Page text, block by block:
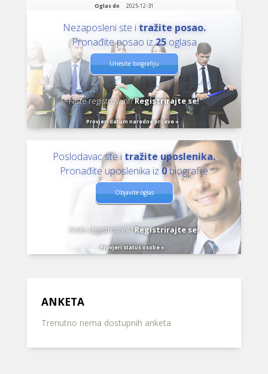
Oglas do
2025-12-31
Nezaposleni ste i tražite posao.
Pronađite posao iz25oglasa
Unesite biografiju
Niste registrovani?Registrirajte se!
Provjeri datum naredne prijave »
Poslodavac ste i tražite uposlenika.
Pronađite uposlenika iz 0biografije
Objavite oglas
Niste registrovani?Registrirajte se!
Provjeri status osobe »
ANKETA
Trenutno nema dostupnih anketa